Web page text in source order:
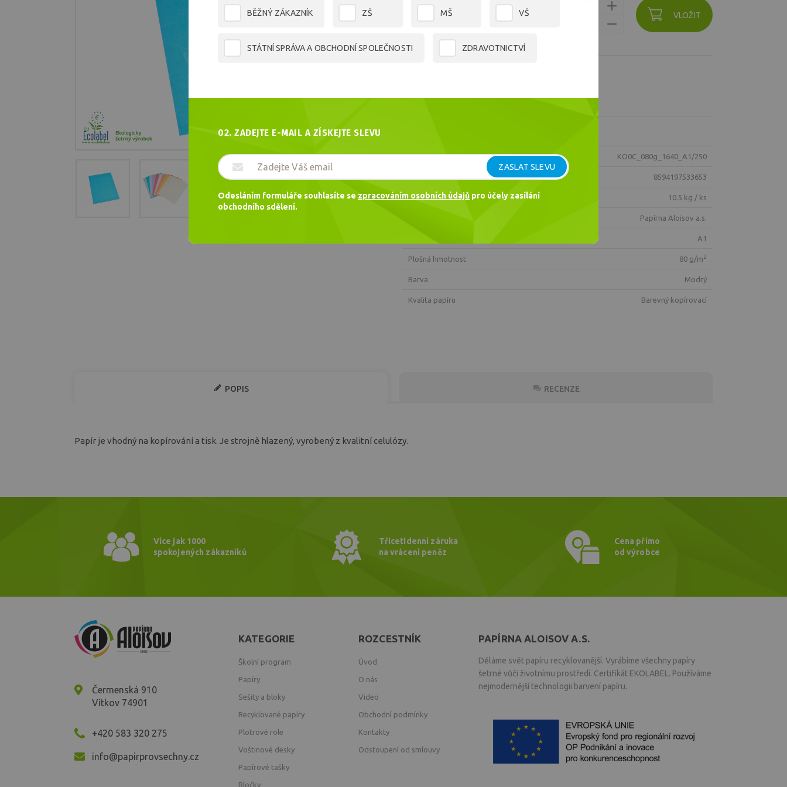
1 295,35 Kč bez DPH
1 567,37 Kč
VLOŽIT
Kód KO0C_080g_1640_A1/250
EAN 8594197533653
Hmotnost 10.5 kg / ks
Papírna Aloisov a.s.
A1
Plošná hmotnost 80 g/m2
Barva modrý
Kvalita papíru Barevný kopírovací
POPIS RECENZE
Papír je vhodný na kopírování a tisk. Je strojně hlazený, vyrobený z kvalitní celulózy.
Více jak 1000
spokojených zákazníků
Třicetidenní záruka
na vrácení peněz
Cena přímo
od výrobce
Čermenská 910
Vítkov 74901
+420 583 320 275
info@papirprovsechny.cz
KATEGORIE
Školní program
Papíry
Sešity a bloky
Recyklované papíry
Plotrové role
Voštinové desky
Papírové tašky
Bločky
ROZCESTNÍK
Úvod
O nás
Video
Obchodní podmínky
Kontakty
Odstoupení od smlouvy
PAPÍRNA ALOISOV A.S.
Děláme svět papíru recyklovanější. Vyrábíme všechny papíry
šetrné vůči životnímu prostředí. Certifikát EKOLABEL. Používáme
nejmodernější technologii barvení papíru.
BĚŽNÝ ZÁKAZNÍK ZŠ MŠ VŠ
STÁTNÍ SPRÁVA A OBCHODNÍ SPOLEČNOSTI ZDRAVOTNICTVÍ
02. ZADEJTE E-MAIL A ZÍSKEJTE SLEVU
ZASLAT SLEVU
Odesláním formuláře souhlasíte se zpracováním osobních údajů pro účely zasílání
obchodního sdělení.